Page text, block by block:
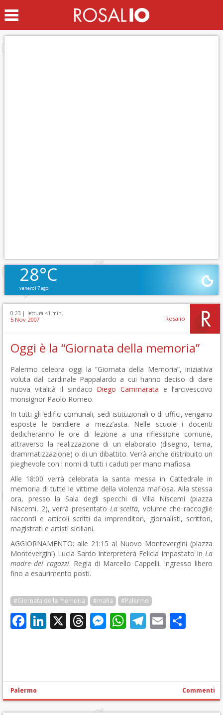
28°C
venerdì 7 ago
0:23 | lettura <1 min.
5 Nov 2007 Rosalio
Oggi è la “Giornata della memoria”
Palermo celebra oggi la ”Giornata della Memoria”, iniziativa
voluta dal cardinale Pappalardo a cui hanno deciso di dare
nuova vitalità il sindaco Diego Cammarata e l’arcivescovo
monsignor Paolo Romeo.
In tutti gli edifici comunali, sedi istituzionali o di uffici, vengano
esposte le bandiere a mezz’asta. Nelle scuole i docenti
dedicheranno le ore di lezione a una riflessione comune,
attraverso la realizzazione di un elaborato (disegno, tema,
drammatizzazione) o di un dibattito. Verrà anche distribuito un
pieghevole con i nomi di tutti i caduti per mano mafiosa.
Alle 18:00 verrà celebrata la santa messa in Cattedrale in
memoria di tutte le vittime della violenza mafiosa. Alla stessa
ora, presso la Sala degli specchi di Villa Niscemi (piazza
Niscemi, 2), verrà presentato La scelta, volume che raccoglie
racconti e articoli scritti da imprenditori, giornalisti, scrittori,
magistrati e artisti siciliani.
AGGIORNAMENTO: alle 21:15 al Nuovo Montevergini (piazza
Montevergini) Lucia Sardo interpreterà Felicia Impastato in La
madre dei ragazzi. Regia di Marcello Cappelli. Ingresso libero
fino a esaurimento posti.
#Giornata della memoria #mafia #Palermo
Facebook
LinkedIn
X Threads
Messenger
WhatsApp
Telegram
Email
Palermo Commenti